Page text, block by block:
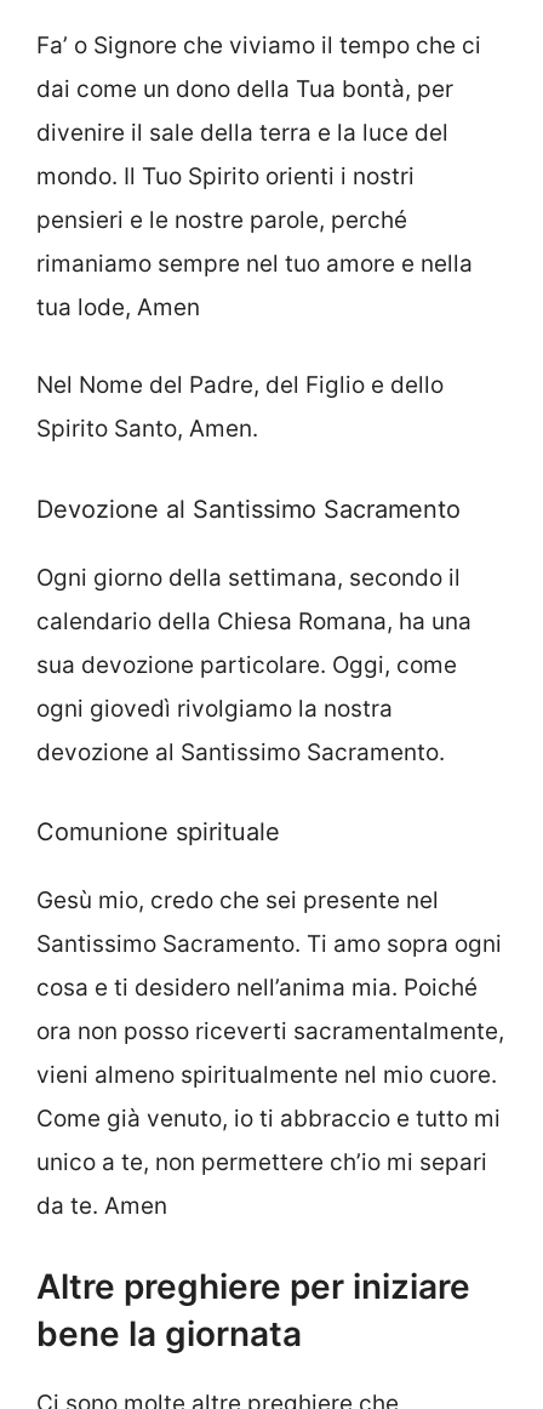
Fa’ o Signore che viviamo il tempo che ci
dai come un dono della Tua bontà, per
divenire il sale della terra e la luce del
mondo. Il Tuo Spirito orienti i nostri
pensieri e le nostre parole, perché
rimaniamo sempre nel tuo amore e nella
tua lode, Amen
Nel Nome del Padre, del Figlio e dello
Spirito Santo, Amen.
Devozione al Santissimo Sacramento
Ogni giorno della settimana, secondo il
calendario della Chiesa Romana, ha una
sua devozione particolare. Oggi, come
ogni giovedì rivolgiamo la nostra
devozione al Santissimo Sacramento.
Comunione spirituale
Gesù mio, credo che sei presente nel
Santissimo Sacramento. Ti amo sopra ogni
cosa e ti desidero nell’anima mia. Poiché
ora non posso riceverti sacramentalmente,
vieni almeno spiritualmente nel mio cuore.
Come già venuto, io ti abbraccio e tutto mi
unico a te, non permettere ch’io mi separi
da te. Amen
Altre preghiere per iniziare
bene la giornata